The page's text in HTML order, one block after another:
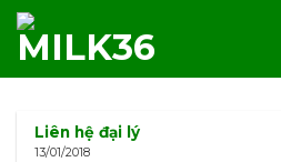
Skip
Liên hệ đại lý
13/01/2018